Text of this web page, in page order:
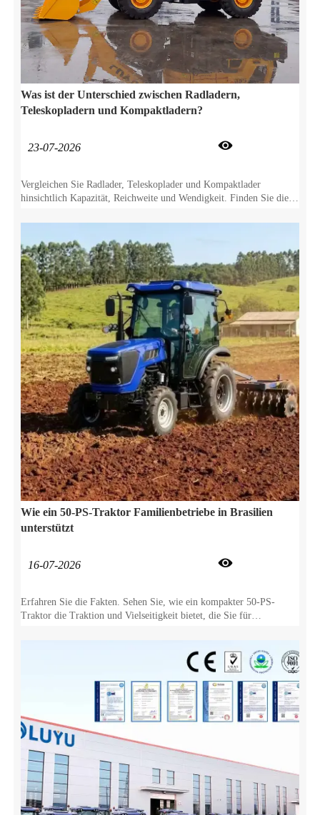
Was ist der Unterschied zwischen Radladern,
Teleskopladern und Kompaktladern?
23-07-2026 
Vergleichen Sie Radlader, Teleskoplader und Kompaktlader
hinsichtlich Kapazität, Reichweite und Wendigkeit. Finden Sie die
Wie ein 50-PS-Traktor Familienbetriebe in Brasilien
unterstützt
16-07-2026 
Erfahren Sie die Fakten. Sehen Sie, wie ein kompakter 50-PS-
Traktor die Traktion und Vielseitigkeit bietet, die Sie für